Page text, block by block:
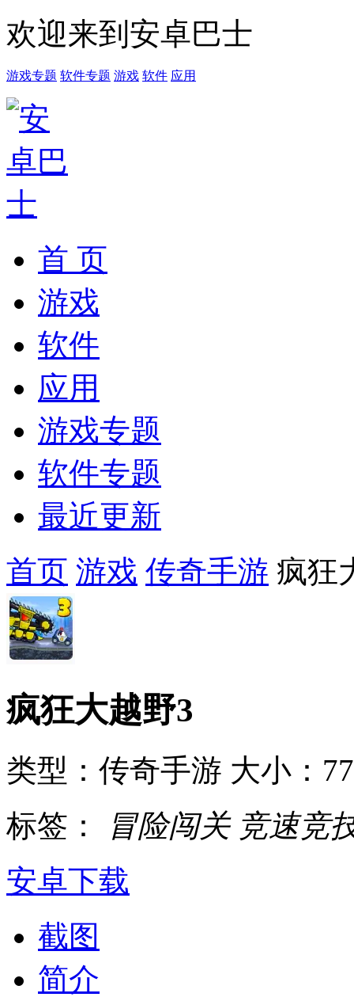
欢迎来到安卓巴士
游戏专题 软件专题 游戏 软件 应用
首 页
游戏
软件
应用
游戏专题
软件专题
最近更新
首页 游戏 传奇手游 疯狂
疯狂大越野3
类型：传奇手游 大小：
标签：
冒险闯关 竞速竞
安卓下载
截图
简介